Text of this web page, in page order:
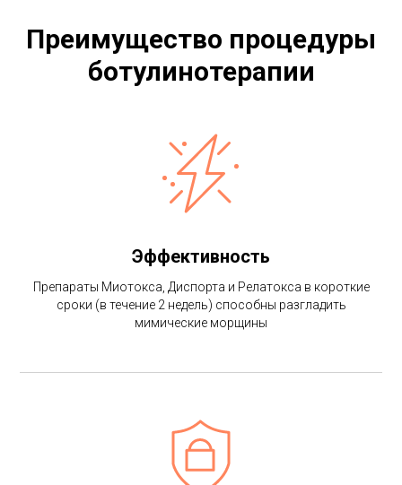
Преимущество процедуры
ботулинотерапии
Эффективность
Препараты Миотокса, Диспорта и Релатокса в короткие
сроки (в течение 2 недель) способны разгладить
мимические морщины